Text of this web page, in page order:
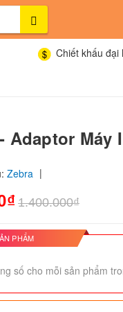
Chiết khấu đại
Adaptor Máy
Zebra |
1.400.000₫
PHẨM
số cho mỗi sản phẩm